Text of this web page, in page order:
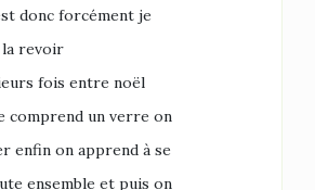
donc forcément je
la revoir
fois entre noël
comprend un verre on
enfin on apprend à se
ensemble et puis on